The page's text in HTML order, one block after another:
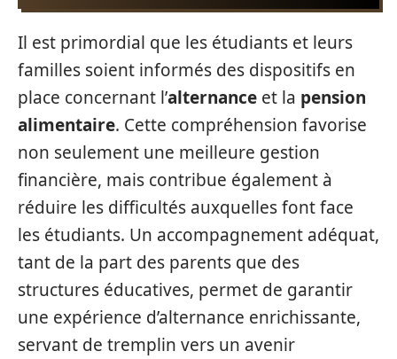
Il est primordial que les étudiants et leurs
familles soient informés des dispositifs en
place concernant l’alternance et la pension
alimentaire. Cette compréhension favorise
non seulement une meilleure gestion
financière, mais contribue également à
réduire les difficultés auxquelles font face
les étudiants. Un accompagnement adéquat,
tant de la part des parents que des
structures éducatives, permet de garantir
une expérience d’alternance enrichissante,
servant de tremplin vers un avenir